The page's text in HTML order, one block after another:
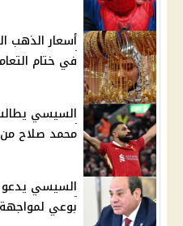
في ختام
السيسي يطالب
محمد صلاح
السيسي يدعو
بوعي لمواجهة